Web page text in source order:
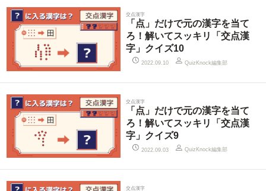
交点漢字
「点」だけで元の漢字を当て
ろ！解いてスッキリ「交点漢
字」クイズ10
2022.09.10 QuizKnock編集部
交点漢字
「点」だけで元の漢字を当て
ろ！解いてスッキリ「交点漢
字」クイズ9
2022.09.03 QuizKnock編集部
交点漢字